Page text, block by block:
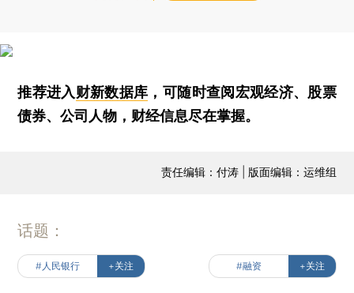
推荐进入财新数据库 ，可随时查阅宏观经济、股票
债券、公司人物，财经信息尽在掌握。
责任编辑：付涛 | 版面编辑：运维组
话题：
#人民银行 +关注 #融资 +关注